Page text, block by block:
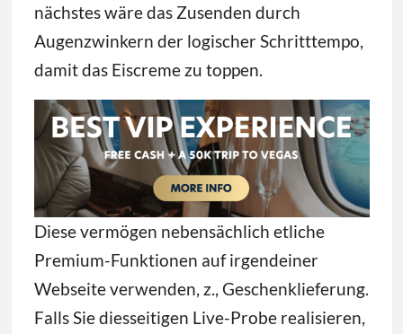
nächstes wäre das Zusenden durch
Augenzwinkern der logischer Schritttempo,
damit das Eiscreme zu toppen.
Diese vermögen nebensächlich etliche
Premium-Funktionen auf irgendeiner
Webseite verwenden, z., Geschenklieferung.
Falls Sie diesseitigen Live-Probe realisieren,